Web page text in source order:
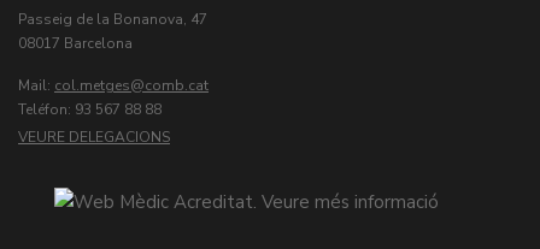
Passeig de la Bonanova, 47
08017 Barcelona
Mail: col.metges
Teléfon: 93 567 88 88
VEURE DELEGACIONS